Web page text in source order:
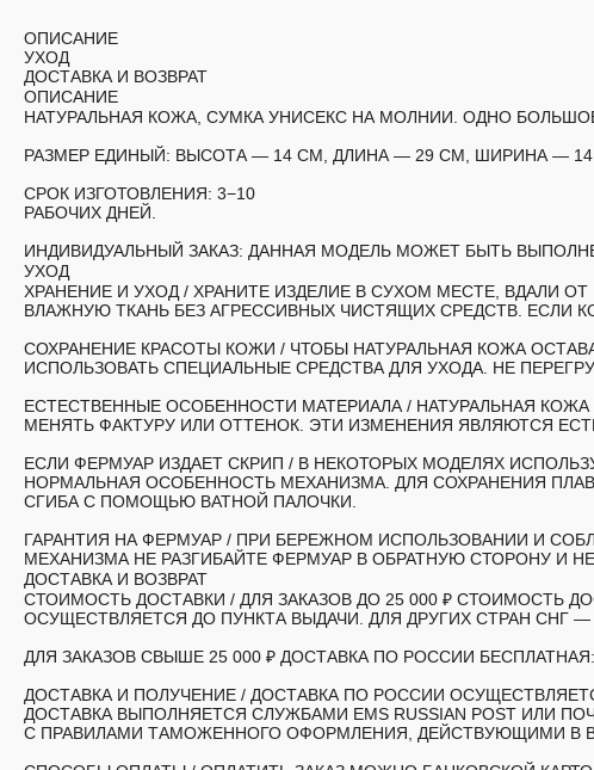
ОПИСАНИЕ
УХОД
ДОСТАВКА И ВОЗВРАТ
ОПИСАНИЕ
НАТУРАЛЬНАЯ КОЖА, СУМКА УНИСЕКС НА МОЛНИИ. ОДНО
РАЗМЕР ЕДИНЫЙ: ВЫСОТА — 14 СМ, ДЛИНА — 29 СМ, ШИРИНА —
СРОК ИЗГОТОВЛЕНИЯ: 3−10
РАБОЧИХ ДНЕЙ.
ИНДИВИДУАЛЬНЫЙ ЗАКАЗ: ДАННАЯ МОДЕЛЬ МОЖЕТ БЫТЬ
УХОД
ХРАНЕНИЕ И УХОД / ХРАНИТЕ ИЗДЕЛИЕ В СУХОМ МЕСТЕ, ВДАЛИ
ВЛАЖНУЮ ТКАНЬ БЕЗ АГРЕССИВНЫХ ЧИСТЯЩИХ СРЕДСТВ. ЕСЛИ
СОХРАНЕНИЕ КРАСОТЫ КОЖИ / ЧТОБЫ НАТУРАЛЬНАЯ КОЖА
ИСПОЛЬЗОВАТЬ СПЕЦИАЛЬНЫЕ СРЕДСТВА ДЛЯ УХОДА. НЕ
ЕСТЕСТВЕННЫЕ ОСОБЕННОСТИ МАТЕРИАЛА / НАТУРАЛЬНАЯ
МЕНЯТЬ ФАКТУРУ ИЛИ ОТТЕНОК. ЭТИ ИЗМЕНЕНИЯ ЯВЛЯЮТСЯ
ЕСЛИ ФЕРМУАР ИЗДАЕТ СКРИП / В НЕКОТОРЫХ МОДЕЛЯХ
НОРМАЛЬНАЯ ОСОБЕННОСТЬ МЕХАНИЗМА. ДЛЯ СОХРАНЕНИЯ
СГИБА С ПОМОЩЬЮ ВАТНОЙ ПАЛОЧКИ.
ГАРАНТИЯ НА ФЕРМУАР / ПРИ БЕРЕЖНОМ ИСПОЛЬЗОВАНИИ И
МЕХАНИЗМА НЕ РАЗГИБАЙТЕ ФЕРМУАР В ОБРАТНУЮ СТОРОНУ И
ДОСТАВКА И ВОЗВРАТ
СТОИМОСТЬ ДОСТАВКИ / ДЛЯ ЗАКАЗОВ ДО 25 000 ₽ СТОИМОСТЬ
ОСУЩЕСТВЛЯЕТСЯ ДО ПУНКТА ВЫДАЧИ. ДЛЯ ДРУГИХ СТРАН СНГ
ДЛЯ ЗАКАЗОВ СВЫШЕ 25 000 ₽ ДОСТАВКА ПО РОССИИ
ДОСТАВКА И ПОЛУЧЕНИЕ / ДОСТАВКА ПО РОССИИ
ДОСТАВКА ВЫПОЛНЯЕТСЯ СЛУЖБАМИ EMS RUSSIAN POST
С ПРАВИЛАМИ ТАМОЖЕННОГО ОФОРМЛЕНИЯ, ДЕЙСТВУЮЩИМИ В